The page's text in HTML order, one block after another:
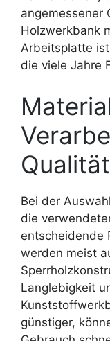
angemessener
Holzwerkbank
Arbeitsplatte
die viele Jahre
Bei der
die
entscheidende
werden meist
Langlebigkeit
günstiger,